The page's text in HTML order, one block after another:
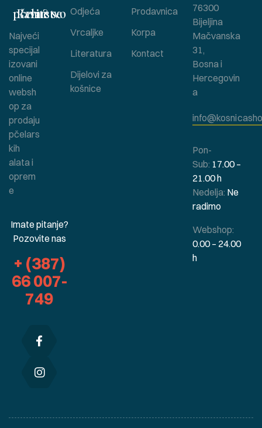
Odjeća
Vrcaljke
Literatura
Dijelovi za
košnice
Prodavnica
Korpa
Kontact
Bavite se pčelarstvom ?
Najveći
specijal
izovani
online
websh
op za
prodaju
pčelars
kih
alata i
oprem
e
Imate pitanje?
Pozovite nas
+ (387)
66 007-
749
76300
Bijeljina
Mačvanska
31,
Bosna i
Hercegovin
a
Pon-
Sub: 17.00 –
21.00 h
Nedelja: Ne
radimo
Webshop:
0.00 – 24.00
h